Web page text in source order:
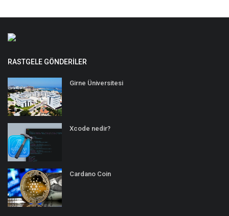
RASTGELE GÖNDERILER
Girne Üniversitesi
Xcode nedir?
Cardano Coin